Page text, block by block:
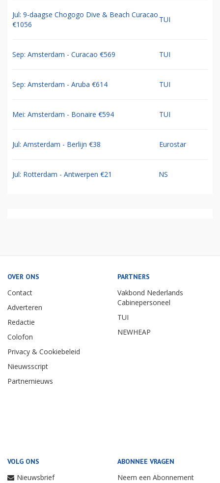
Jul: 9-daagse Chogogo Dive & Beach Curacao
€1056
TUI
Sep: Amsterdam - Curacao €569 TUI
Sep: Amsterdam - Aruba €614 TUI
Mei: Amsterdam - Bonaire €594 TUI
Jul: Amsterdam - Berlijn €38 Eurostar
Jul: Rotterdam - Antwerpen €21 NS
OVER ONS
Contact
Adverteren
Redactie
Colofon
Privacy & Cookiebeleid
Nieuwsscript
Partnernieuws
PARTNERS
Vakbond Nederlands
Cabinepersoneel
TUI
NEWHEAP
VOLG ONS
Nieuwsbrief
ABONNEE VRAGEN
Neem een Abonnement